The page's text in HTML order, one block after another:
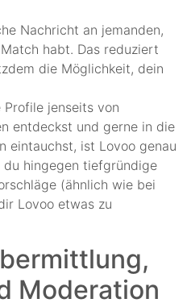
Nachricht an jemanden,
habt. Das reduziert
die Möglichkeit, dein
Profile jenseits von
entdeckst und gerne in die
eintauchst, ist Lovoo genau
du hingegen tiefgründige
(ähnlich wie bei
Lovoo etwas zu
Moderation